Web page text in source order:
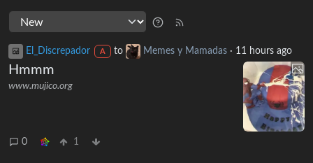
El_Discrepador A to Memes y Mamadas · 11 hours ago
Hmmm
www.mujico.org
0 1